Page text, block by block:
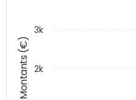
Montants (€) 2k
3k